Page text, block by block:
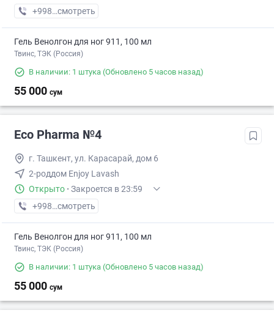
+998 (71) XXX-XX-XX
смотреть
Гель Венолгон для ног 911, 100 мл
Твинс, ТЭК (Россия)
В наличии: 1 штука (Обновлено 5 часов назад)
55 000 сум
Eco Pharma №4
г. Ташкент, ул. Карасарай, дом 6
2-роддом Enjoy Lavash
Открыто · Закроется в 23:59
+998 (55) XXX-XX-XX
смотреть
Гель Венолгон для ног 911, 100 мл
Твинс, ТЭК (Россия)
В наличии: 1 штука (Обновлено 5 часов назад)
55 000 сум